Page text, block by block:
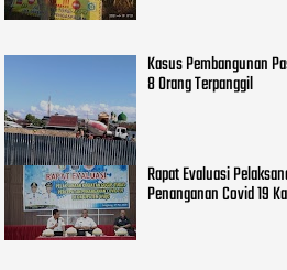
Kasus Pembangunan
8 Orang Terpanggil
Rapat Evaluasi
Penanganan Covid 19